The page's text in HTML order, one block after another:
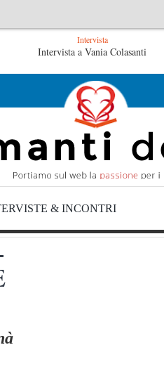
uno storico – Emilio Gentile
Intervista
Intervista a Vania Colasanti
& INCONTRI